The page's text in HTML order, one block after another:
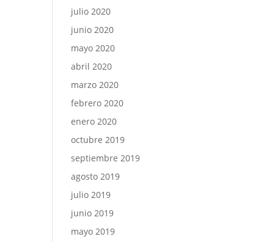
julio 2020
junio 2020
mayo 2020
abril 2020
marzo 2020
febrero 2020
enero 2020
octubre 2019
septiembre 2019
agosto 2019
julio 2019
junio 2019
mayo 2019